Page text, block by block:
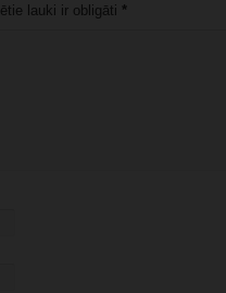
lauki ir obligāti *